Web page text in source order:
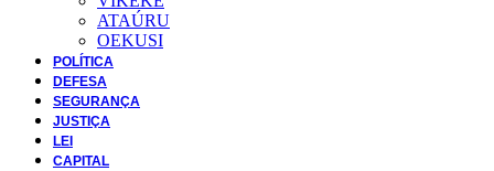
ATAÚRU
OEKUSI
POLÍTICA
DEFESA
SEGURANÇA
JUSTIÇA
LEI
CAPITAL